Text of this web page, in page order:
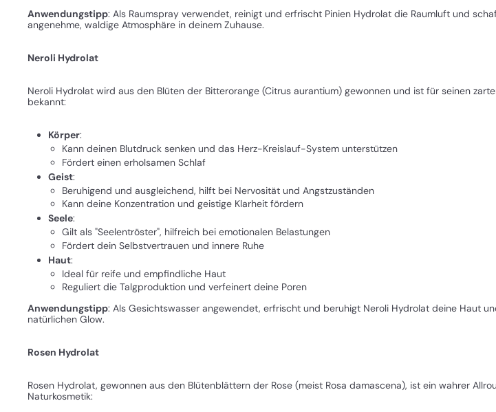
Anwendungstipp: Als Raumspray verwendet, reinigt und erfrischt Pinien Hydrolat die Raumluft und
angenehme, waldige Atmosphäre in deinem Zuhause.
Neroli Hydrolat
Neroli Hydrolat wird aus den Blüten der Bitterorange (Citrus aurantium) gewonnen und ist für seinen
bekannt:
Körper:
Kann deinen Blutdruck senken und das Herz-Kreislauf-System unterstützen
Fördert einen erholsamen Schlaf
Geist:
Beruhigend und ausgleichend, hilft bei Nervosität und Angstzuständen
Kann deine Konzentration und geistige Klarheit fördern
Seele:
Gilt als "Seelentröster", hilfreich bei emotionalen Belastungen
Fördert dein Selbstvertrauen und innere Ruhe
Haut:
Ideal für reife und empfindliche Haut
Reguliert die Talgproduktion und verfeinert deine Poren
Anwendungstipp: Als Gesichtswasser angewendet, erfrischt und beruhigt Neroli Hydrolat deine Haut
natürlichen Glow.
Rosen Hydrolat
Rosen Hydrolat, gewonnen aus den Blütenblättern der Rose (meist Rosa damascena), ist ein wahrer
Naturkosmetik: